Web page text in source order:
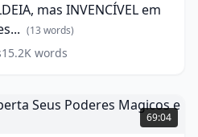
mas INVENCÍVEL em
(13 words)
15.2K words
69:04